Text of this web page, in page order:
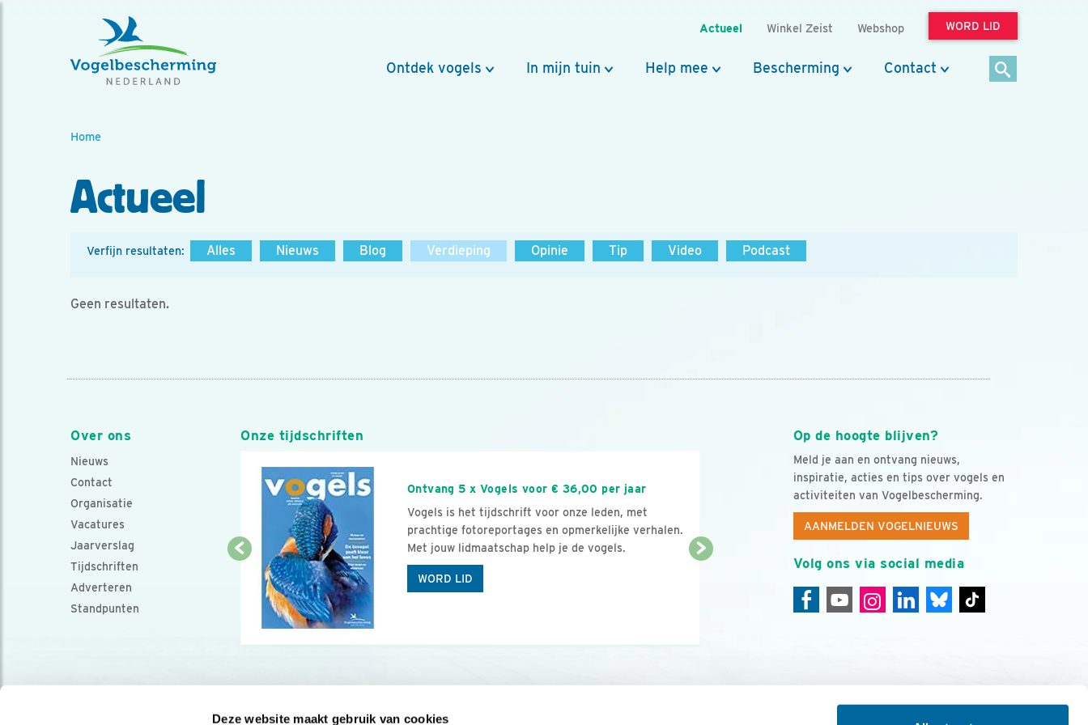
Deze website maakt gebruik van cookies
Actueel Winkel Zeist Webshop WORD LID
Ontdek vogels In mijn tuin Help mee Bescherming Contact
Home
Actueel
Verfijn resultaten: Alles Nieuws Blog Verdieping Opinie Tip Video Podcast
Geen resultaten.
Over ons
Nieuws
Contact
Organisatie
Vacatures
Jaarverslag
Tijdschriften
Adverteren
Standpunten
Op de hoogte blijven?
Meld je aan en ontvang nieuws,
inspiratie, acties en tips over vogels en
activiteiten van Vogelbescherming.
AANMELDEN VOGELNIEUWS
Volg ons via social media
Onze tijdschriften
Ontvang 5 x Vogels voor € 36,00 per jaar
Vogels is het tijdschrift voor onze leden, met
prachtige fotoreportages en opmerkelijke verhalen.
Met jouw lidmaatschap help je de vogels.
WORD LID